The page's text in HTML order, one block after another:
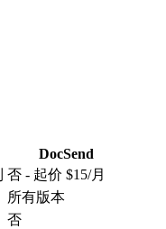
DocSend
否 - 起价 $15/月
所有版本
否